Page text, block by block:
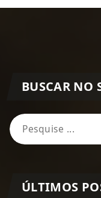
BUSCAR NO
Pesquisa
por:
ÚLTIMOS